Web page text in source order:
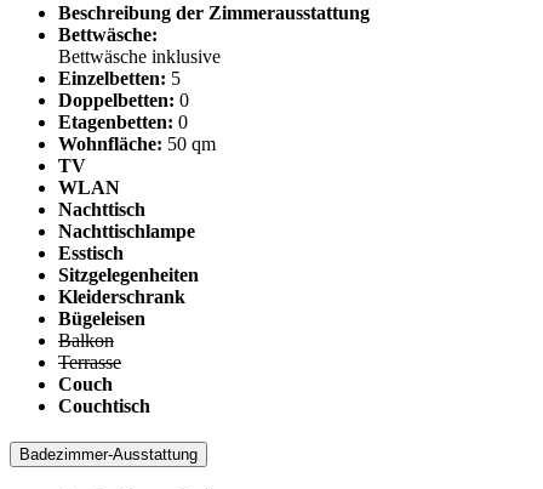
Beschreibung der Zimmerausstattung
Bettwäsche:
Bettwäsche inklusive
Einzelbetten: 5
Doppelbetten: 0
Etagenbetten: 0
Wohnfläche: 50 qm
TV
WLAN
Nachttisch
Nachttischlampe
Esstisch
Sitzgelegenheiten
Kleiderschrank
Bügeleisen
Balkon
Terrasse
Couch
Couchtisch
Badezimmer-Ausstattung